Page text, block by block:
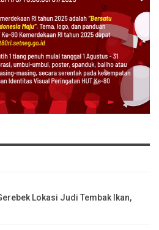
Lokasi Judi Tembak Ikan,